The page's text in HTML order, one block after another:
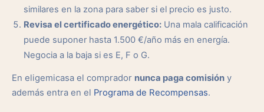
similares en la zona para saber si el precio es justo.
Revisa el certificado energético: Una mala calificación
puede suponer hasta 1.500 €/año más en energía.
Negocia a la baja si es E, F o G.
En eligemicasa el comprador nunca paga comisión y
además entra en el Programa de Recompensas.